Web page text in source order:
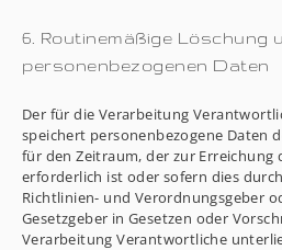
6. Routinemäßige Löschung
personenbezogenen Daten
Der für die Verarbeitung
speichert personenbezogene Daten
für den Zeitraum, der zur Erreichung
erforderlich ist oder sofern dies
Richtlinien- und Verordnungsgeber
Gesetzgeber in Gesetzen oder
Verarbeitung Verantwortliche